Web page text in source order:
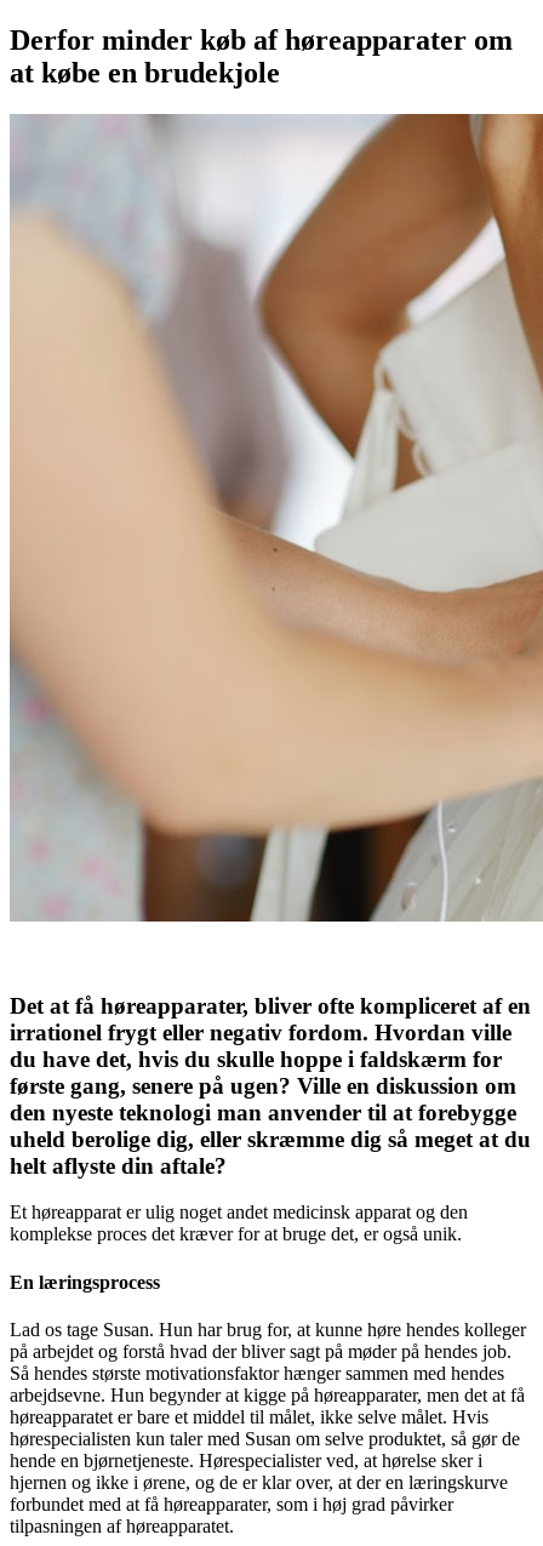
Derfor minder køb af høreapparater om
at købe en brudekjole
Det at få høreapparater, bliver ofte kompliceret af en
irrationel frygt eller negativ fordom. Hvordan ville
du have det, hvis du skulle hoppe i faldskærm for
første gang, senere på ugen? Ville en diskussion om
den nyeste teknologi man anvender til at forebygge
uheld berolige dig, eller skræmme dig så meget at du
helt aflyste din aftale?
Et høreapparat er ulig noget andet medicinsk apparat og den
komplekse proces det kræver for at bruge det, er også unik.
En læringsprocess
Lad os tage Susan. Hun har brug for, at kunne høre hendes kolleger
på arbejdet og forstå hvad der bliver sagt på møder på hendes job.
Så hendes største motivationsfaktor hænger sammen med hendes
arbejdsevne. Hun begynder at kigge på høreapparater, men det at få
høreapparatet er bare et middel til målet, ikke selve målet. Hvis
hørespecialisten kun taler med Susan om selve produktet, så gør de
hende en bjørnetjeneste. Hørespecialister ved, at hørelse sker i
hjernen og ikke i ørene, og de er klar over, at der en læringskurve
forbundet med at få høreapparater, som i høj grad påvirker
tilpasningen af høreapparatet.